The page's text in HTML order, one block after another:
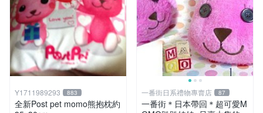
Y1711989293 883
全新Post pet momo熊抱枕約
一番街日系禮物專賣店 87
一番街＊日本帶回＊超可愛M